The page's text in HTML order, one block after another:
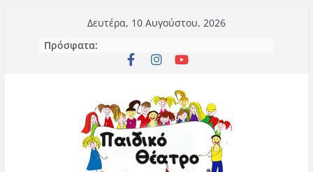
περιεχόμενο
Δευτέρα, 10 Αυγούστου, 2026
Πρόσφατα: